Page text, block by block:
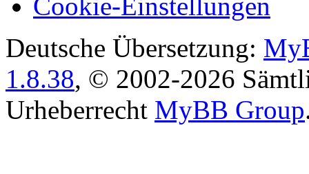
Deutsche Übersetzung:
1.8.38, © 2002-2026
Urheberrecht MyBB Group